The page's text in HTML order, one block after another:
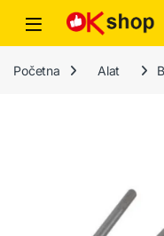
Početna Alat